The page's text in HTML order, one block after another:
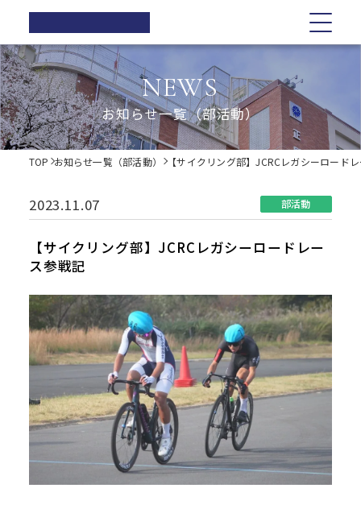
正則高等
学校
学校紹介
正則高等学校の3つの柱
校長ご挨拶
歴史・伝統
制服紹介
教育の特色
正則教育の全体図
学習指導
教科紹介
教育内容
生活指導
学校生活
年間行事
体育祭
学院祭
学習旅行
入試情報
オープンスクール・学校説明会
募集要項
Web出願について
入試Q&A
在校生の方へ
卒業生の方へ
各種証明書の発行
同窓会
学校紹介
正則高等学校の3つの柱
校長ご挨拶
施設紹介
教育の特色
正則教育の全体図
教育内容
進路指導
進路実績
卒業生の声
生活指導
PTA
学校生活
学院祭
学習旅行
体験学習
学院祭特設ページ
生徒会・部活動
募集要項
Web出願について
入試Q&A
学費軽減・助成制度
お問い合わせ
在校生の方へ
卒業生の方へ
各種証明書の発行
同窓会
デジタルパンフレット
資料請求
NEWS
お知らせ一覧（部活動）
TOP お知らせ一覧（部活動） 【サイクリング部】JCRCレガシーロード
2023.11.07 部活動
【サイクリング部】JCRCレガシーロードレー
ス参戦記